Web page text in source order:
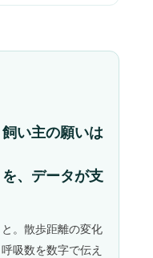
い主の願いは
を、データが支
。散歩距離の変化
吸数を数字で伝え